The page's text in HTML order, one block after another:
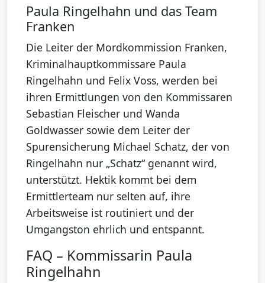
Paula Ringelhahn und das Team
Franken
Die Leiter der Mordkommission Franken,
Kriminalhauptkommissare Paula
Ringelhahn und Felix Voss, werden bei
ihren Ermittlungen von den Kommissaren
Sebastian Fleischer und Wanda
Goldwasser sowie dem Leiter der
Spurensicherung Michael Schatz, der von
Ringelhahn nur „Schatz“ genannt wird,
unterstützt. Hektik kommt bei dem
Ermittlerteam nur selten auf, ihre
Arbeitsweise ist routiniert und der
Umgangston ehrlich und entspannt.
FAQ – Kommissarin Paula
Ringelhahn